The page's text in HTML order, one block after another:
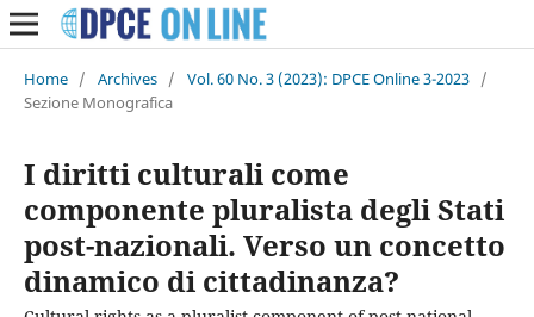
Home / Archives / Vol. 60 No. 3 (2023): DPCE Online 3-2023 /
Sezione Monografica
I diritti culturali come
componente pluralista degli Stati
post-nazionali. Verso un concetto
dinamico di cittadinanza?